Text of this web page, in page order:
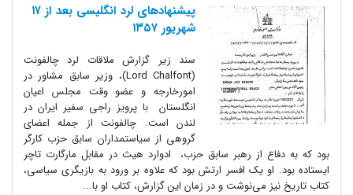
پیشنهادهای لرد انگلیسی بعد از ۱۷
شهریور ۱۳۵۷
سند زیر گزارش ملاقات لرد چالفونت
(Lord Chalfont)، وزیر سابق مشاور در
امورخارجه و عضو وقت مجلس اعیان
انگلستان با پرویز راجی سفیر ایران در
لندن است. چالفونت از جمله اعضای
گروهی از سیاستمداران سابق حزب کارگر
بود که به دفاع از رهبر سابق حزب، ادوارد هیث در مقابل مارگارت تاچر
ایستاده بود. او یک افسر ارتش بود که علاوه بر ورود به بازیگری سیاسی،
کتاب تاریخ نیز می‌نوشت و در زمان این گزارش، کتاب او با...